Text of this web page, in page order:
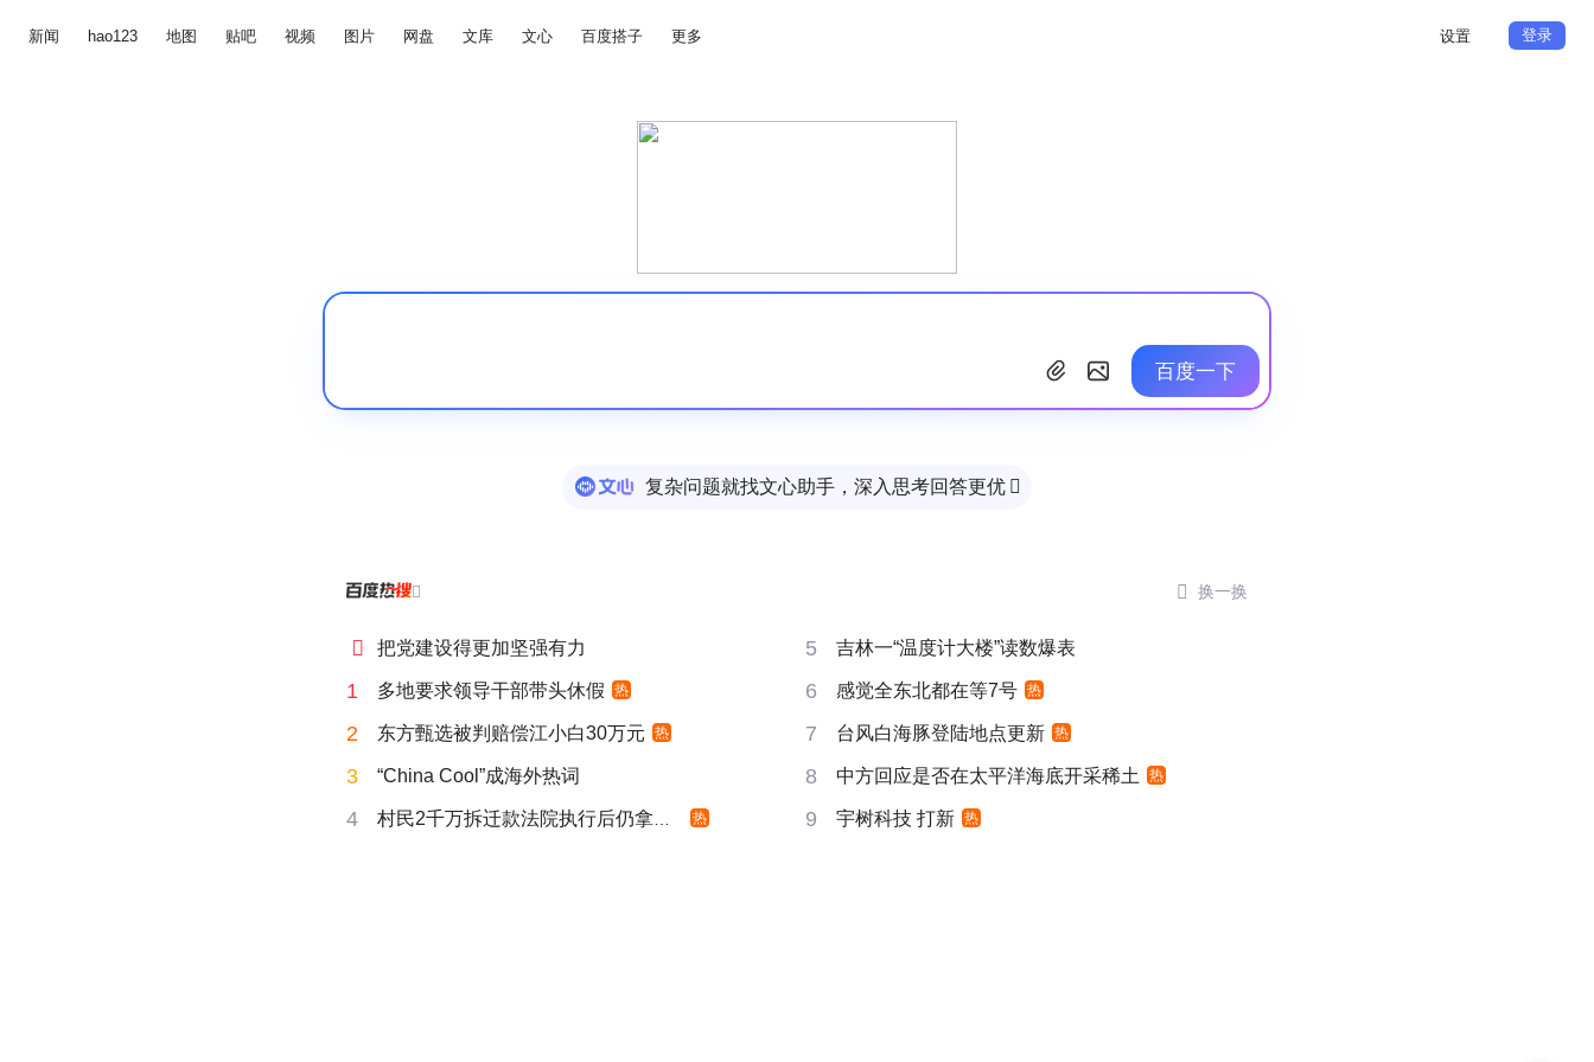
新闻 hao123 地图 贴吧 视频 图片 网盘 文库 文心 百度搭子 更多 设置 登录
百度一下
复杂问题就找文心助手，深入思考回答更优 
  换一换
 把党建设得更加坚强有力 5 吉林一“温度计大楼”读数爆表
1 多地要求领导干部带头休假 热 6 感觉全东北都在等7号 热
2 东方甄选被判赔偿江小白30万元 热 7 台风白海豚登陆地点更新 热
3 “China Cool”成海外热词 8 中方回应是否在太平洋海底开采稀土 热
4 村民2千万拆迁款法院执行后仍拿不到 热 9 宇树科技 打新 热